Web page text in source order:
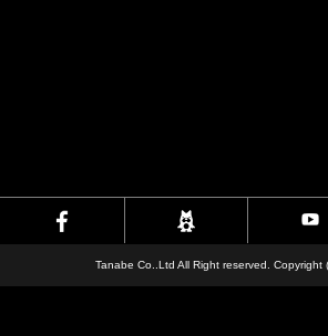
Tanabe Co..Ltd All Right reserved. Copyright